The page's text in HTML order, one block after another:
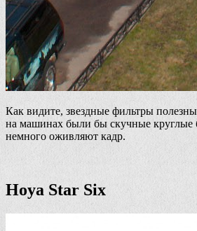
Как видите, звездные фильтры
на машинах были бы скучные круглые
немного оживляют кадр.
Hoya Star Six